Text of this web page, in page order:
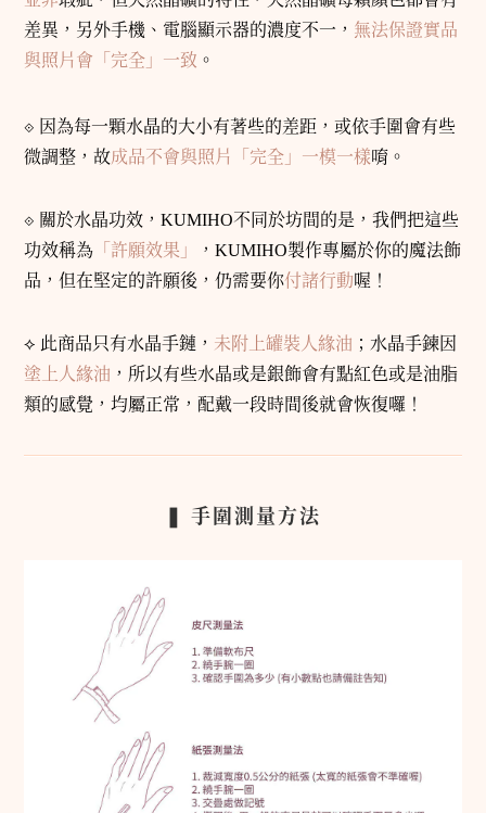
差異，另外手機、電腦顯示器的濃度不一， 無法保證實品
與照片會「完全」一致 。
⟐ 因為每一顆水晶的大小有著些的差距，或依手圍會有些
微調整，故成品不會與照片「完全」一模一樣唷。
⟐ 關於水晶功效，KUMIHO不同於坊間的是，我們把這些
功效稱為 「許願效果」
，KUMIHO製作專屬於你的魔法飾
品，但在堅定的許願後，仍需要你付諸行動喔！
⟡ 此商品只有水晶手鏈， 未附上罐裝人緣油 ；水晶手鍊因
塗上人緣油 ，所以有些水晶或是銀飾會有點紅色或是油脂
類的感覺，均屬正常，配戴一段時間後就會恢復囉！
❚ 手圍測量方法